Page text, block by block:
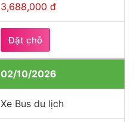
3,688,000 đ
Đặt chỗ
02/10/2026
Xe Bus du lịch